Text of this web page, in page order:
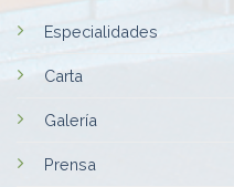
Especialidades
Carta
Galería
Prensa